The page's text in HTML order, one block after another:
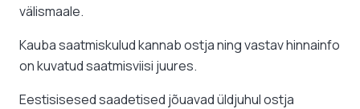
välismaale.
Kauba saatmiskulud kannab ostja ning vastav hinnainfo
on kuvatud saatmisviisi juures.
Eestisisesed saadetised jõuavad üldjuhul ostja